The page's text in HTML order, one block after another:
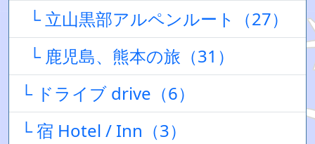
└ 立山黒部アルペンルート（27）
└ 鹿児島、熊本の旅（31）
└ ドライブ drive（6）
└ 宿 Hotel / Inn（3）